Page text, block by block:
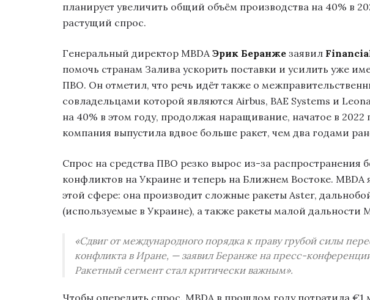
планирует увеличить общий объём производства на 40% в
растущий спрос.
Генеральный директор MBDAЭрик Беранже заявил
помочь странам Залива ускорить поставки и усилить уже
ПВО. Он отметил, что речь идёт также о
совладельцами которой являются Airbus, BAE Systems и
на 40% в этом году, продолжая наращивание, начатое в
компания выпустила вдвое больше ракет, чем два годами
Спрос на средства ПВО резко вырос из-за распространения
конфликтов на Украине и теперь на Ближнем Востоке.
этой сфере: она производит сложные ракеты Aster,
(используемые в Украине), а также ракеты малой дальности
«Сдвиг от международного порядка к праву грубой силы
конфликта в Иране, — заявил Беранже на пресс-
Ракетный сегмент стал критически важным».